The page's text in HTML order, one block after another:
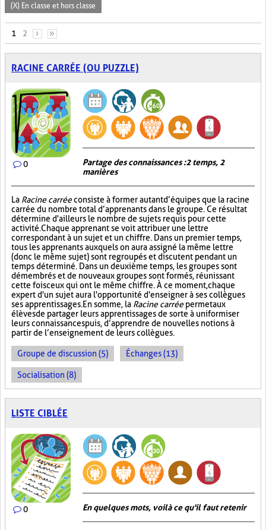
(X) En classe et hors classe
PAGES
1 2 › »
RACINE CARRÉE (OU PUZZLE)
0
Partage des connaissances : 2 temps, 2
manières
La Racine carréeconsiste à former autant d’équipes que la racine
carrée du nombre total d’apprenants dans le groupe. Ce résultat
détermine d'ailleurs le nombre de sujets requis pour cette
activité. Chaque apprenant se voit attribuer une lettre
correspondant à un sujet et un chiffre. Dans un premier temps,
tous les apprenants auxquels on aura assigné la même lettre
(donc le même sujet) sont regroupés et discutent pendant un
temps déterminé. Dans un deuxième temps, les groupes sont
démembrés et de nouveaux groupes sont formés, réunissant
cette fois ceux qui ont le même chiffre. À ce moment, chaque
expert d'un sujet aura l'opportunité d'enseigner à ses collègues
ses apprentissages. En somme, la Racine carréepermet aux
élèves de partager leurs apprentissages de sorte à uniformiser
leurs connaissances puis, d’apprendre de nouvelles notions à
partir de l’enseignement de leurs collègues.
Groupe de discussion (5) Échanges (13)
Socialisation (8)
LISTE CIBLÉE
0 En quelques mots, voilà ce qu'il faut retenir